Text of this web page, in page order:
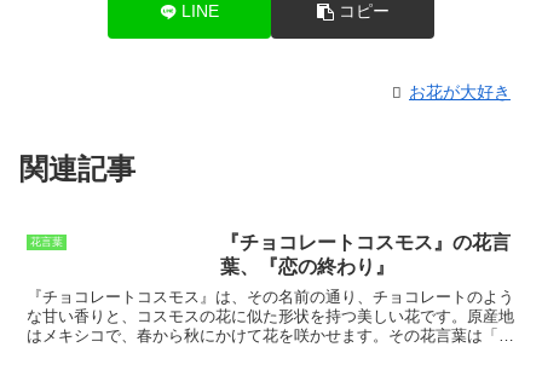
LINE コピー
お花が大好き
関連記事
花言葉
『チョコレートコスモス』の花言
葉、『恋の終わり』
『チョコレートコスモス』 は、その名前の通り、チョコレートのよう
な甘い香りと、コスモスの花に似た形状を持つ美しい花です。原産地
はメキシコで、春から秋にかけて花を咲かせます。その花言葉は 「恋